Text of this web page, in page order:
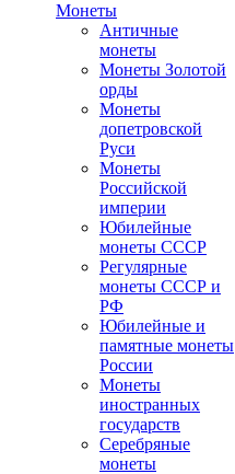
Монеты
Античные
монеты
Монеты Золотой
орды
Монеты
допетровской
Руси
Монеты
Российской
империи
Юбилейные
монеты СССР
Регулярные
монеты СССР и
РФ
Юбилейные и
памятные монеты
России
Монеты
иностранных
государств
Серебряные
монеты